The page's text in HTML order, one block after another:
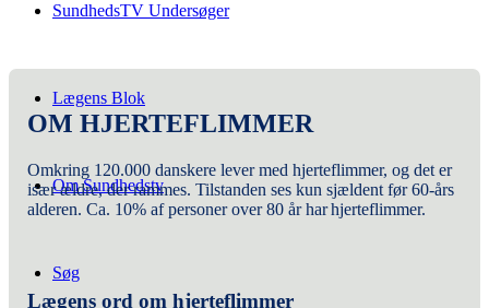
SundhedsTV Undersøger
Lægens Blok
Om Sundhedstv
Søg
OM HJERTEFLIMMER
Omkring 120.000 danskere lever med hjerteflimmer, og det er
især ældre, der rammes. Tilstanden ses kun sjældent før 60-års
alderen. Ca. 10% af personer over 80 år har hjerteflimmer.
Lægens ord om hjerteflimmer